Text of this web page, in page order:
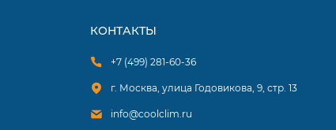
КОНТАКТЫ
+7 (499) 281-60-36
г. Москва, улица Годовикова, 9, стр. 13
info@coolclim.ru